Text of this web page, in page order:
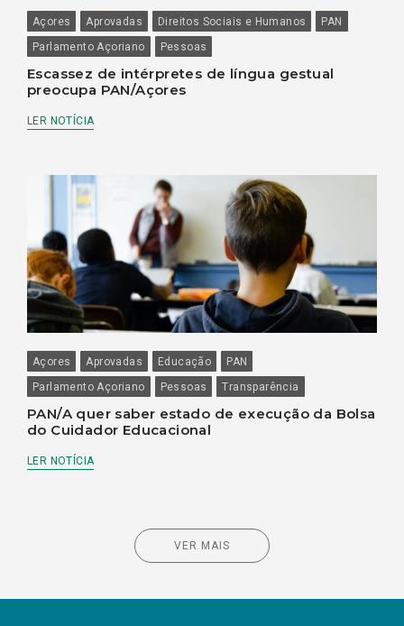
Açores Aprovadas Direitos Sociais e Humanos
PAN
Parlamento Açoriano
Pessoas
Escassez de intérpretes de língua gestual
preocupa PAN/Açores
LER NOTÍCIA
Açores Aprovadas Educação
PAN
Parlamento Açoriano
Pessoas Transparência
PAN/A quer saber estado de execução da Bolsa
do Cuidador Educacional
LER NOTÍCIA
VER MAIS